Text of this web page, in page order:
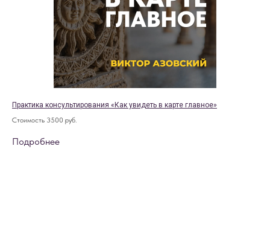
Практика консультирования «Как увидеть в карте главное»
Стоимость 3500 руб.
Подробнее